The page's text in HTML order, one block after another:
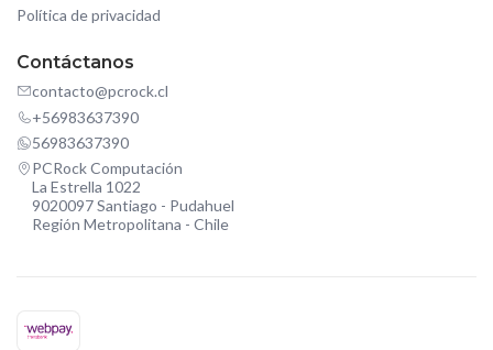
Política de privacidad
Contáctanos
contacto@pcrock.cl
+56983637390
56983637390
PCRock Computación
La Estrella 1022
9020097 Santiago - Pudahuel
Región Metropolitana - Chile